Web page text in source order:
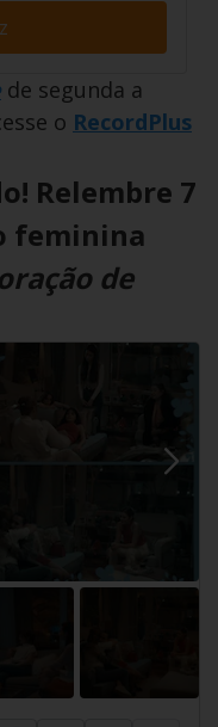
de segunda a
o RecordPlus
Relembre 7
feminina
de